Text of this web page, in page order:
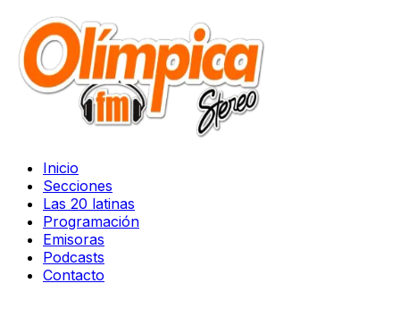
Inicio
Secciones
Las 20 latinas
Programación
Emisoras
Podcasts
Contacto